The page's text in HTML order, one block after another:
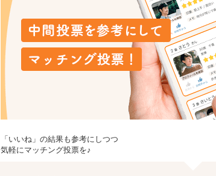
「いいね」の結果も参考にしつつ
気軽にマッチング投票を♪